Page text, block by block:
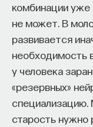
комбинации уже
не может. В
развивается
необходимость
у человека
«резервных»
старость нужно